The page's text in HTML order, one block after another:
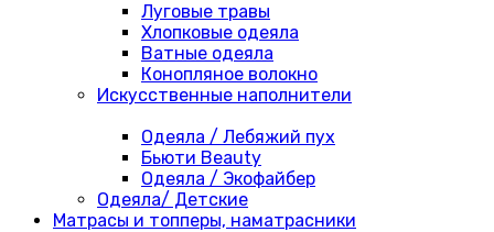
Луговые травы
Хлопковые одеяла
Ватные одеяла
Конопляное волокно
Искусственные наполнители
Одеяла / Лебяжий пух
Бьюти Beauty
Одеяла / Экофайбер
Одеяла/ Детские
Матрасы и топперы, наматрасники